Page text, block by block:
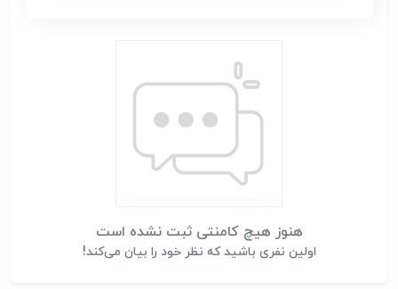
هنوز هیچ کامنتی ثبت نشده است
اولین نفری باشید که نظر خود را بیان می‌کند!